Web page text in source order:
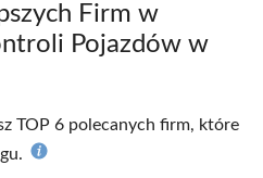
Firm w
Pojazdów w
TOP 6 polecanych firm, które